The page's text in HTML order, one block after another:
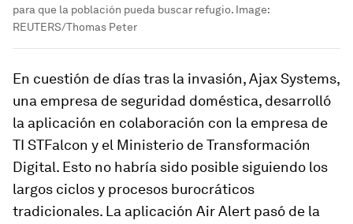
para que la población pueda buscar refugio. Image:
REUTERS/Thomas Peter
En cuestión de días tras la invasión, Ajax Systems,
una empresa de seguridad doméstica, desarrolló
la aplicación en colaboración con la empresa de
TI STFalcon y el Ministerio de Transformación
Digital. Esto no habría sido posible siguiendo los
largos ciclos y procesos burocráticos
tradicionales. La aplicación Air Alert pasó de la